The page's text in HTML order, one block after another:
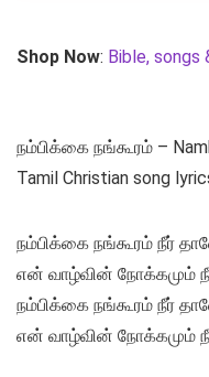
Shop Now: Bible, songs
நம்பிக்கை நங்கூரம் –
Tamil Christian song
நம்பிக்கை நங்கூரம் நீர்
என் வாழ்வின் நோக்கமும்
நம்பிக்கை நங்கூரம் நீர்
என் வாழ்வின் நோக்கமும்